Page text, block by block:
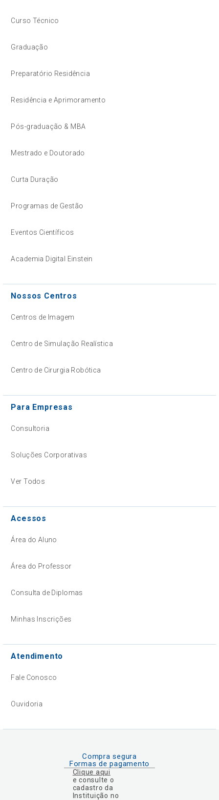
Curso Técnico
Graduação
Preparatório Residência
Residência e Aprimoramento
Pós-graduação & MBA
Mestrado e Doutorado
Curta Duração
Programas de Gestão
Eventos Científicos
Academia Digital Einstein
Nossos Centros
Centros de Imagem
Centro de Simulação Realística
Centro de Cirurgia Robótica
Para Empresas
Consultoria
Soluções Corporativas
Ver Todos
Acessos
Área do Aluno
Área do Professor
Consulta de Diplomas
Minhas Inscrições
Atendimento
Fale Conosco
Ouvidoria
Compra segura
Formas de pagamento
Clique aqui
e consulte o
cadastro da
Instituição no